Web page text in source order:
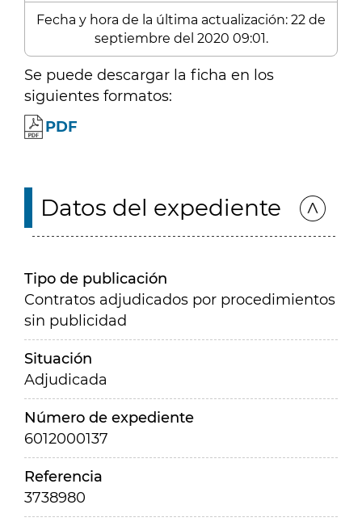
Fecha y hora de la última actualización: 22 de
septiembre del 2020 09:01.
Se puede descargar la ficha en los
siguientes formatos:
PDF
Datos del expediente
Tipo de publicación
Contratos adjudicados por procedimientos
sin publicidad
Situación
Adjudicada
Número de expediente
6012000137
Referencia
3738980